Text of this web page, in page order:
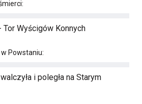
Tor Wyścigów Konnych
Powstaniu:
walczyła i poległa na Starym